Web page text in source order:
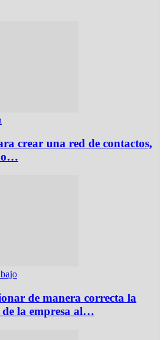
crear una red de contactos,
de manera correcta la
la empresa al…